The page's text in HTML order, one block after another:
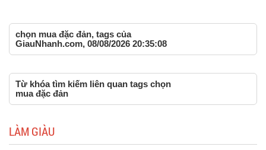
chọn mua đặc đản, tags của
GiauNhanh.com, 08/08/2026 20:35:08
Từ khóa tìm kiếm liên quan tags chọn
mua đặc đản
LÀM GIÀU